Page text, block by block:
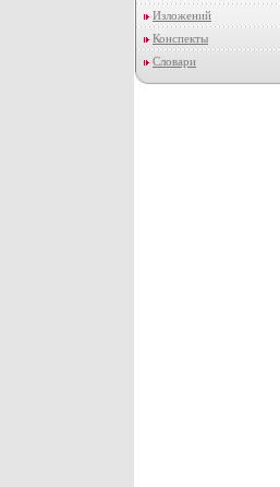
Изложений
Конспекты
Словари